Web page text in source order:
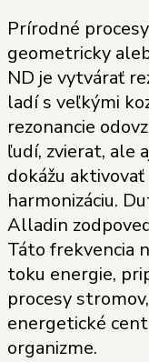
Prírodné
geometricky
ND je vytvárať
ladí s veľkými
rezonancie
ľudí, zvierat, ale
dokážu
harmonizáciu.
Alladin
Táto frekvencia
toku energie,
procesy
energetické
organizme.